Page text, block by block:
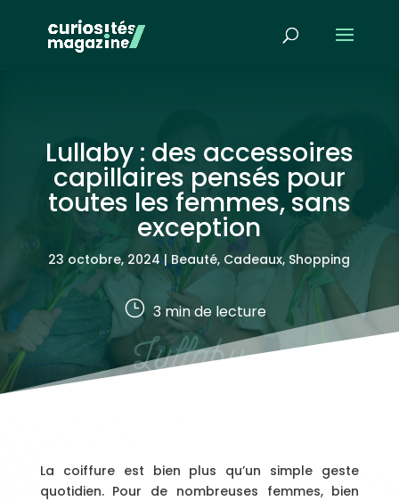
Lullaby : des accessoires
capillaires pensés pour
toutes les femmes, sans
exception
23 octobre, 2024|Beauté, Cadeaux, Shopping
} 3min de lecture
La coiffure est bien plus qu’un simple geste
quotidien. Pour de nombreuses femmes, bien